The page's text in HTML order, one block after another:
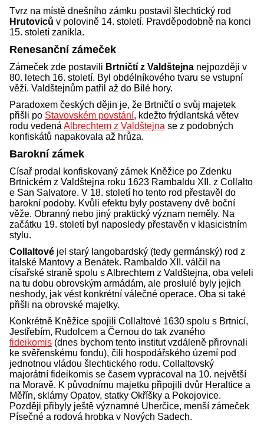
Tvrz na místě dnešního zámku postavil šlechtický rod
Hrutoviců v polovině 14. století. Pravděpodobně na konci
15. století zanikla.
Renesanční zámeček
Zámeček zde postavili Brtničtí z Valdštejna nejpozději v
80. letech 16. století. Byl obdélníkového tvaru se vstupní
věží. Valdštejnům patřil až do Bílé hory.
Paradoxem českých dějin je, že Brtničtí o svůj majetek
přišli po Stavovském povstání, kdežto frýdlantská větev
rodu vedená Albrechtem z Valdštejna se z podobných
konfiskátů napakovala až hrůza.
Barokní zámek
Císař prodal konfiskovaný zámek Kněžice po Zdenku
Brtnickém z Valdštejna roku 1623 Rambaldu XII. z Collalto
e San Salvatore. V 18. století ho tento rod přestavěl do
barokní podoby. Kvůli efektu byly postaveny dvě boční
věže. Obranný nebo jiný praktický význam neměly. Na
začátku 19. století byl naposledy přestavěn v klasicistním
stylu.
Collaltové jel starý langobardský (tedy germánský) rod z
italské Mantovy a Benátek. Rambaldo XII. válčil na
císařské straně spolu s Albrechtem z Valdštejna, oba veleli
na tu dobu obrovským armádám, ale proslulé byly jejich
neshody, jak vést konkrétní válečné operace. Oba si také
přišli na obrovské majetky.
Konkrétně Kněžice spojili Collaltové 1630 spolu s Brtnicí,
Jestřebím, Rudolcem a Černou do tak zvaného
fideikomis (dnes bychom tento institut vzdáleně přirovnali
ke svěřenskému fondu), čili hospodářského území pod
jednotnou vládou šlechtického rodu. Collaltovský
majorátní fideikomis se časem vypracoval na 10. největší
na Moravě. K původnímu majetku připojili dvůr Heraltice a
Měřín, sklárny Opatov, statky Okříšky a Pokojovice.
Později přibyly ještě významné Uherčice, menší zámeček
Písečné a rodová hrobka v Nových Sadech.